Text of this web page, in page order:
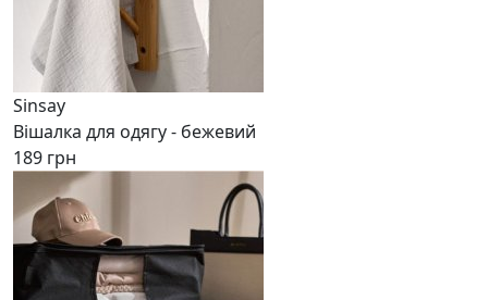
Sinsay
Вішалка для одягу - бежевий
189 грн